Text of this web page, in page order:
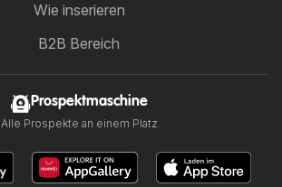
Wie inserieren
B2B Bereich
Prospektmaschine
Alle Prospekte an einem Platz